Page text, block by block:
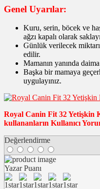
Genel Uyarılar:
Kuru, serin, böcek ve
ağzı kapalı olarak
Günlük verilecek
edilir.
Mamanın yanında
Başka bir mamaya
uygulayınız.
Royal Canin Fit 32 Yetişkin
kullananların Kullanıcı
Değerlendirme
Yazar Puanı